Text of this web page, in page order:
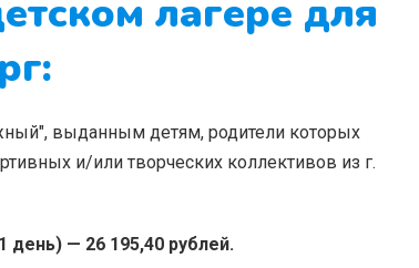
лагере для
выданным детям, родители которых
и/или творческих коллективов из г.
день) — 26 195,40 рублей.